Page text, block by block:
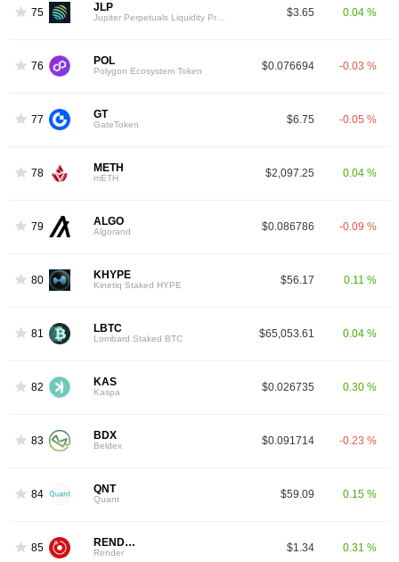
75 JLP $3.65 0.04 %
76 POL
Polygon Ecosystem Token $0.076694 -0.03 %
77 GT
GateToken $6.75 -0.05 %
78 METH
mETH $2,097.25 0.04 %
79 ALGO
Algorand $0.086786 -0.09 %
80 KHYPE
Kinetiq Staked HYPE $56.17 0.11 %
81 LBTC
Lombard Staked BTC $65,053.61 0.04 %
82 KAS
Kaspa $0.026735 0.30 %
83 BDX
Beldex $0.091714 -0.23 %
84 QNT
Quant $59.09 0.15 %
85 RENDER
Render $1.34 0.31 %